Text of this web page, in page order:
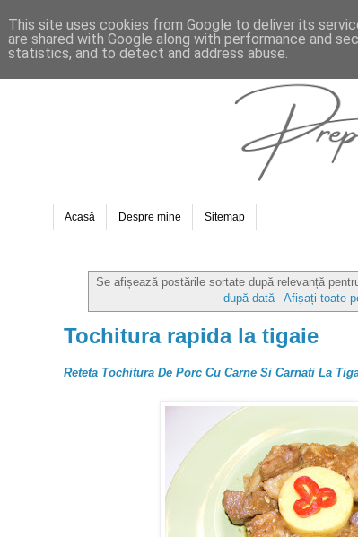
Acasă Despre mine Sitemap
Se afișează postările sortate după relevanță
după dată
Afișați toate
Tochitura rapida la tigaie
Reteta Tochitura De Porc Cu Carne Si Carnati La
This site uses cookies from Google to deliver its
are shared with Google along with performance and
statistics, and to detect and address abuse.